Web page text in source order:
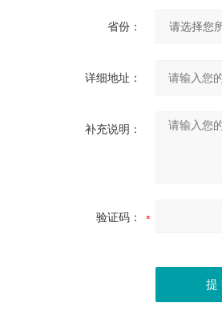
省份：
详细地址：
补充说明：
验证码：